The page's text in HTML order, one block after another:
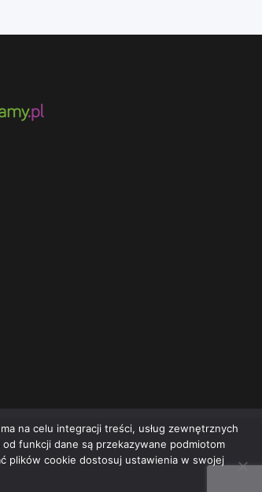
na celu integracji treści, usług zewnętrznych
funkcji dane są przekazywane podmiotom
plików cookie dostosuj ustawienia w swojej